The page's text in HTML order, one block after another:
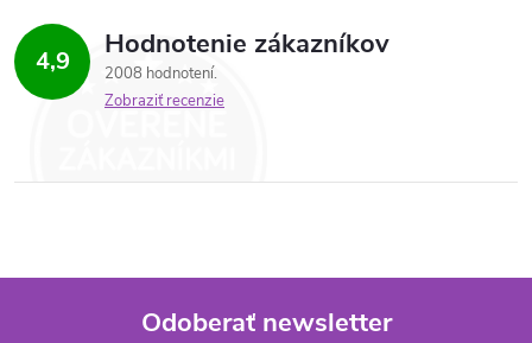
4,9 Hodnotenie zákazníkov
2008 hodnotení
Zobraziť recenzie
Odoberať newsletter